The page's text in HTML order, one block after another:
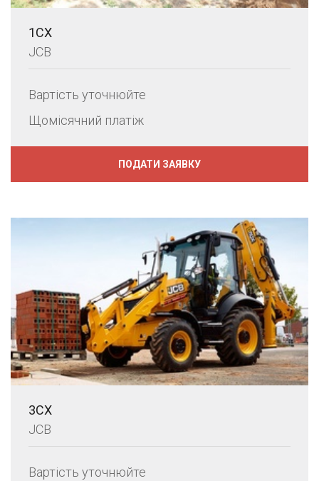
1CX
JCB
Вартість уточнюйте
Щомісячний платіж
ПОДАТИ ЗАЯВКУ
3CX
JCB
Вартість уточнюйте